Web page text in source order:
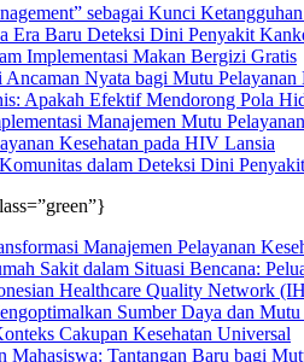
sebagai Kunci
Era Baru Deteksi Dini Penyakit
Implementasi Makan Bergizi Gratis
Nyata bagi Mutu Pelayanan
Apakah Efektif Mendorong Pola
Manajemen Mutu
Kesehatan pada HIV Lansia
dalam Deteksi Dini
Manajemen Pelayanan
Sakit dalam Situasi Bencana:
Healthcare Quality Network
Sumber Daya dan
Cakupan Kesehatan Universal
Mahasiswa: Tantangan Baru bagi